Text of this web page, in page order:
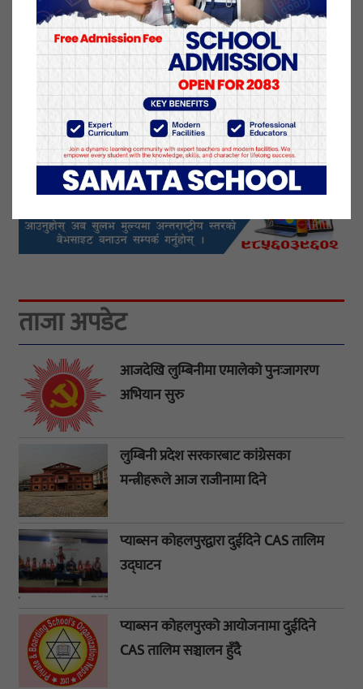
यो खबर पढेर तपाईलाई कस्तो महसुस भयो
?
प्रतिक्रिया दिनुहोस्
ताजा अपडेट
आजदेखि लुम्बिनीमा एमालेको पुनःजागरण
अभियान सुरु
लुम्बिनी प्रदेश सरकारबाट कांग्रेसका
मन्त्रीहरूले आज राजीनामा दिने
प्याब्सन कोहलपुरद्वारा दुईदिने CAS तालिम
उद्घाटन
प्याब्सन कोहलपुरको आयोजनामा दुईदिने
CAS तालिम सञ्चालन हुँदै